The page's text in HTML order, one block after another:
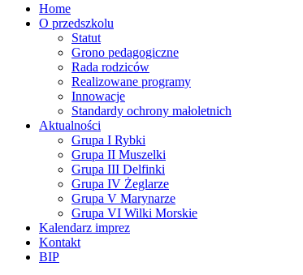
Home
O przedszkolu
Statut
Grono pedagogiczne
Rada rodziców
Realizowane programy
Innowacje
Standardy ochrony małoletnich
Aktualności
Grupa I Rybki
Grupa II Muszelki
Grupa III Delfinki
Grupa IV Żeglarze
Grupa V Marynarze
Grupa VI Wilki Morskie
Kalendarz imprez
Kontakt
BIP